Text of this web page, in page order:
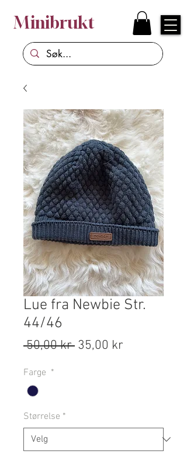
Minibrukt
Lue fra Newbie Str.
44/46
50,00 kr Vanlig
35,00 kr
Farge *
Størrelse *